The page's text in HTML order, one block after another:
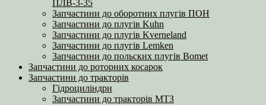
ПЛВ-3-35
Запчастини до оборотних плугів ПОН
Запчастини до плугів Kuhn
Запчастини до плугів Kverneland
Запчастини до плугів Lemken
Запчастини до польских плугів Bomet
Запчастини до роторних косарок
Запчастини до тракторів
Гідроциліндри
Запчастини до тракторів МТЗ